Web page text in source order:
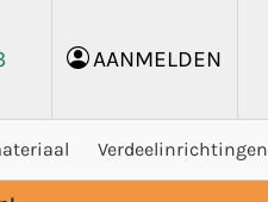
AANMELDEN
Verdeelinrichtingen